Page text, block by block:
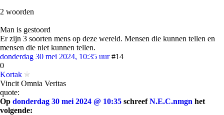
2 woorden
Man is gestoord
Er zijn 3 soorten mens op deze wereld. Mensen die kunnen tellen en
mensen die niet kunnen tellen.
donderdag 30 mei 2024, 10:35 uur #14
0
Kortak
Vincit Omnia Veritas
quote:
Op donderdag 30 mei 2024 @ 10:35 schreefN.E.C.nmgn het
volgende: